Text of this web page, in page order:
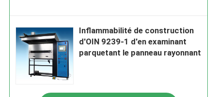
Inflammabilité de construction
d'OIN 9239-1 d'en examinant
parquetant le panneau rayonnant